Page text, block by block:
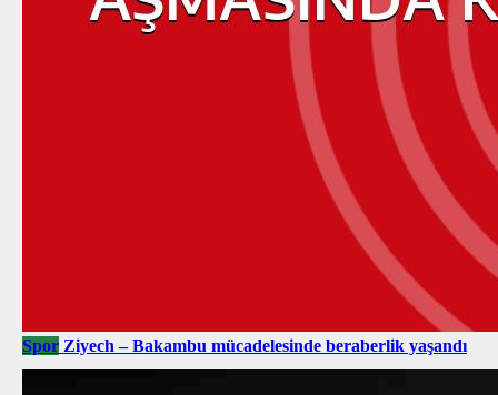
Spor Ziyech – Bakambu mücadelesinde beraberlik yaşandı